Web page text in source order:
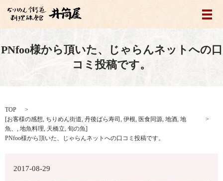
メ
PNfoo様から頂いた、じゃらんネットへの口
コミ投稿です。
TOP
[お客様の感想, ちりめん街道, 丹後ばら寿司 , 伊根, 医食同源, 地酒, 地
魚、 , 地魚料理, 天橋立, 旬の魚]
PNfoo様から頂いた、じゃらんネットへの口コミ投稿です。
2017-08-29